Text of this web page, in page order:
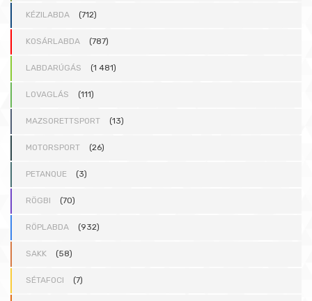
KÉZILABDA (712)
KOSÁRLABDA (787)
LABDARÚGÁS (1 481)
LOVAGLÁS (111)
MAZSORETTSPORT (13)
MOTORSPORT (26)
PETANQUE (3)
RÖGBI (70)
RÖPLABDA (932)
SAKK (58)
SÉTAFOCI (7)